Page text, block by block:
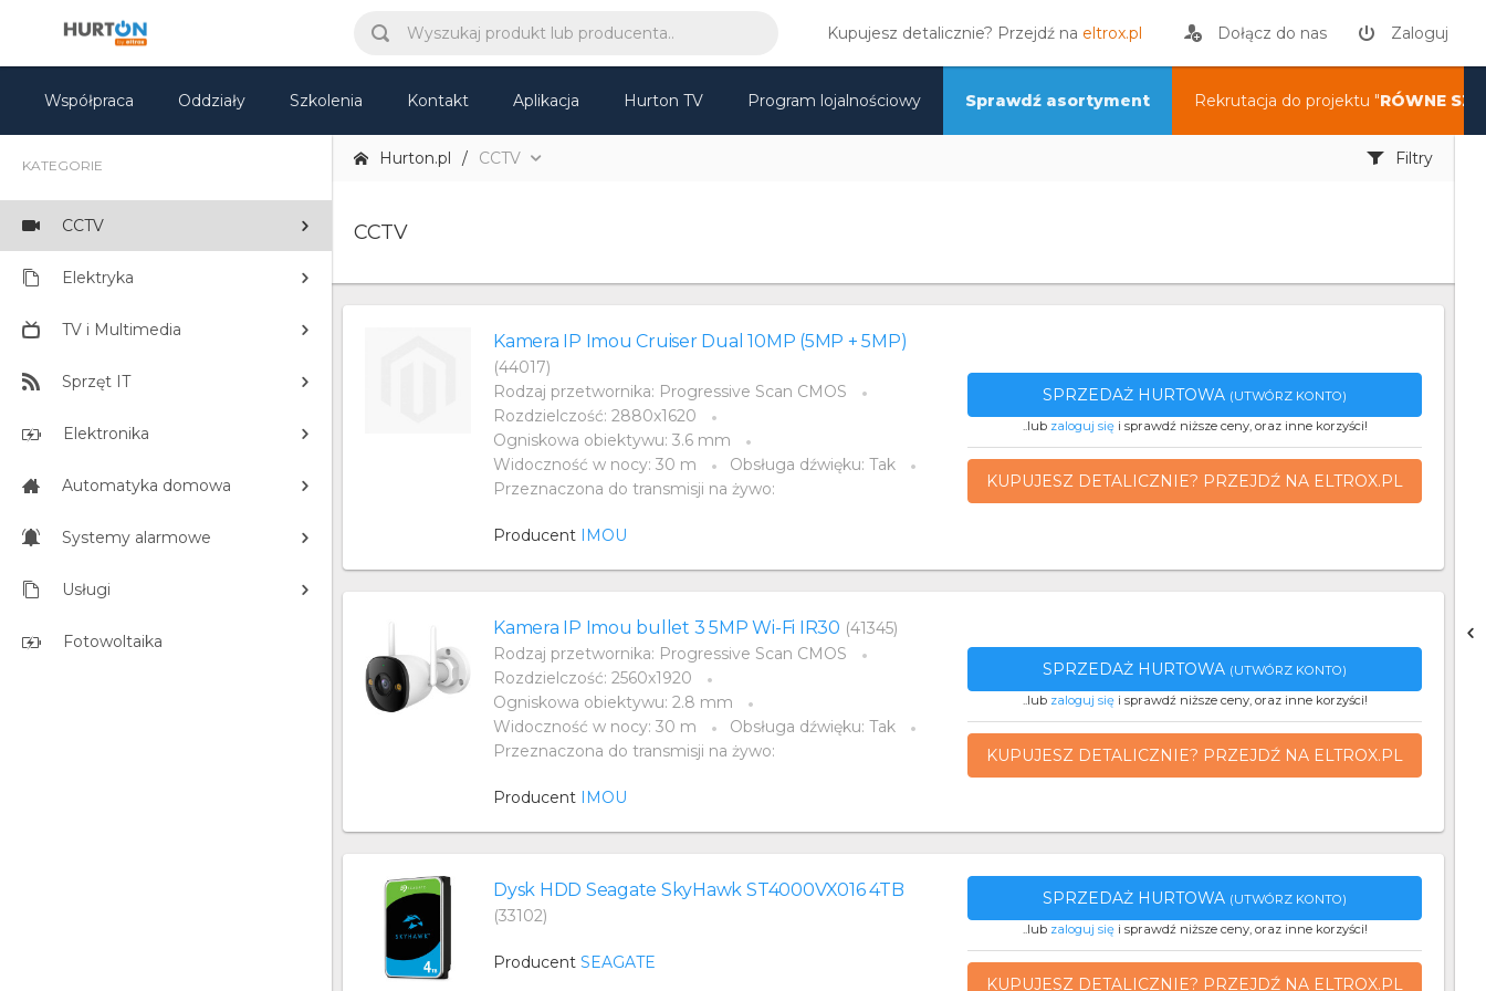
Kupujesz detalicznie? Przejdź na eltrox.pl Dołącz do nas Zaloguj
Współpraca Oddziały Szkolenia Kontakt Aplikacja Hurton TV Program lojalnościowy Sprawdź asortyment Rekrutacja do projektu "RÓWNE
KATEGORIE
CCTV
Elektryka
TV i Multimedia
Sprzęt IT
Elektronika
Automatyka domowa
Systemy alarmowe
Usługi
Fotowoltaika
Hurton.pl CCTV Filtry
CCTV
Kamera IP Imou Cruiser Dual 10MP (5MP + 5MP)
(44017)
Rodzaj przetwornika: Progressive Scan CMOS
Rozdzielczość: 2880x1620
Ogniskowa obiektywu: 3.6 mm
Widoczność w nocy: 30 m
Obsługa dźwięku: Tak
Przeznaczona do transmisji na żywo:
Producent IMOU
SPRZEDAŻ HURTOWA (UTWÓRZ KONTO)
..lub zaloguj sięi sprawdź niższe ceny, oraz inne korzyści!
KUPUJESZ DETALICZNIE? PRZEJDŹ NA ELTROX.PL
Kamera IP Imou bullet 3 5MP Wi-Fi IR30 (41345)
Rodzaj przetwornika: Progressive Scan CMOS
Rozdzielczość: 2560x1920
Ogniskowa obiektywu: 2.8 mm
Widoczność w nocy: 30 m
Obsługa dźwięku: Tak
Przeznaczona do transmisji na żywo:
Producent IMOU
SPRZEDAŻ HURTOWA (UTWÓRZ KONTO)
..lub zaloguj sięi sprawdź niższe ceny, oraz inne korzyści!
KUPUJESZ DETALICZNIE? PRZEJDŹ NA ELTROX.PL
Dysk HDD Seagate SkyHawk ST4000VX016 4TB
(33102)
Producent SEAGATE
SPRZEDAŻ HURTOWA (UTWÓRZ KONTO)
..lub zaloguj sięi sprawdź niższe ceny, oraz inne korzyści!
KUPUJESZ DETALICZNIE? PRZEJDŹ NA ELTROX.PL